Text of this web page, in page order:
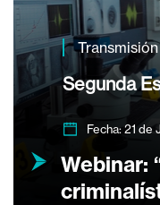
Segunda
Fecha: 21 de
Webinar: